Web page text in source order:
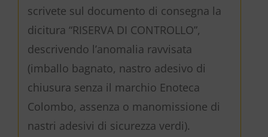
scrivete sul documento di consegna la
dicitura “RISERVA DI CONTROLLO”,
descrivendo l’anomalia ravvisata
(imballo bagnato, nastro adesivo di
chiusura senza il marchio Enoteca
Colombo, assenza o manomissione di
nastri adesivi di sicurezza verdi).